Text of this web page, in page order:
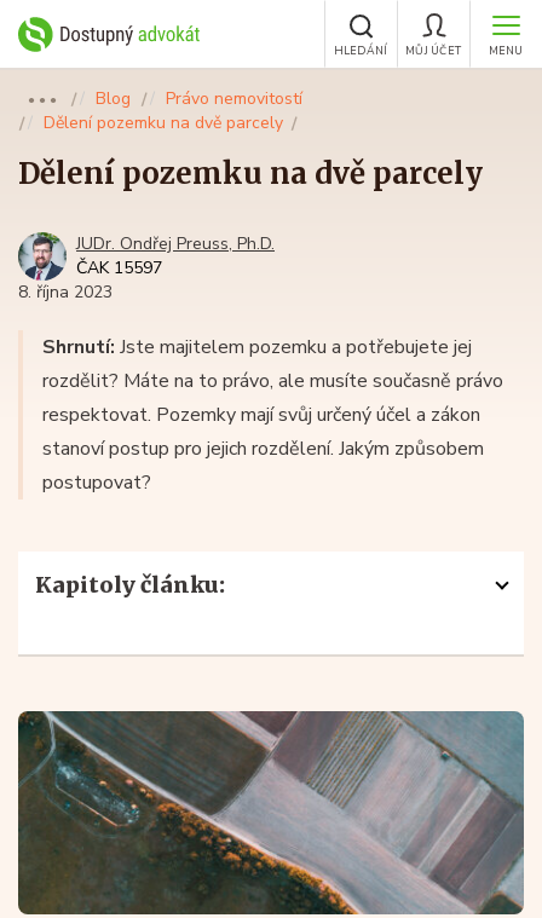
MENU
MŮJ ÚČET
HLEDÁNÍ
●●● Blog
Právo nemovitostí
Dělení pozemku na dvě parcely
Dělení pozemku na dvě parcely
JUDr. Ondřej Preuss, Ph.D.
ČAK 15597
8. října 2023
Shrnutí: Jste majitelem pozemku a potřebujete jej
rozdělit? Máte na to právo, ale musíte současně právo
respektovat. Pozemky mají svůj určený účel a zákon
stanoví postup pro jejich rozdělení. Jakým způsobem
postupovat?
Kapitoly článku: